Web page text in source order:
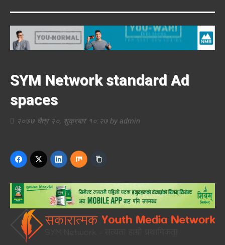
SYM Network standard Ad
spaces
२०७७ चैत्र २०, शुक्रबार १०:२७ by admin